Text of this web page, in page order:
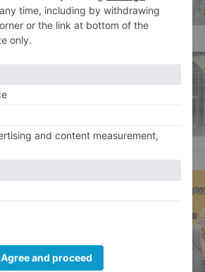
de 70.000
a los
a la
1,5 días, y sí
una
5